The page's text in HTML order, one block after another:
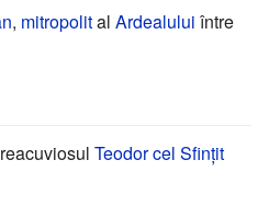
, mitropolital Ardealului între
Teodor cel Sfințit